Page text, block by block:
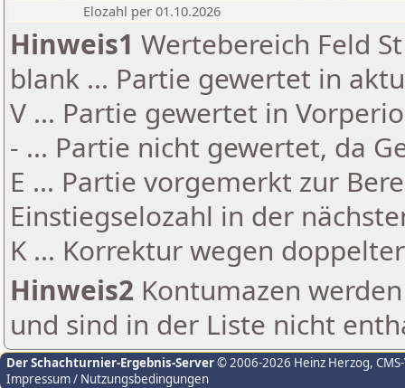
Elozahl per 01.10.2026
Hinweis1 Wertebereich Feld
blank ... Partie gewertet in
V ... Partie gewertet in
- ... Partie nicht gewertet, da
E ... Partie vorgemerkt zur
Einstiegselozahl in der
K ... Korrektur wegen
Hinweis2 Kontumazen
und sind in der Liste nicht
Der Schachturnier-Ergebnis-Server© 2006-2026 Heinz Herzog,
Impressum / Nutzungsbedingungen